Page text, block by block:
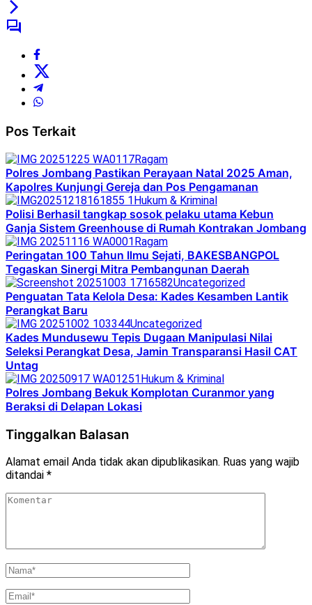
Pos Terkait
Ragam
Polres Jombang Pastikan Perayaan Natal 2025 Aman,
Kapolres Kunjungi Gereja dan Pos Pengamanan
Hukum & Kriminal
Polisi Berhasil tangkap sosok pelaku utama Kebun
Ganja Sistem Greenhouse di Rumah Kontrakan Jombang
Ragam
Peringatan 100 Tahun Ilmu Sejati, BAKESBANGPOL
Tegaskan Sinergi Mitra Pembangunan Daerah
Uncategorized
Penguatan Tata Kelola Desa: Kades Kesamben Lantik
Perangkat Baru
Uncategorized
Kades Mundusewu Tepis Dugaan Manipulasi Nilai
Seleksi Perangkat Desa, Jamin Transparansi Hasil CAT
Untag
Hukum & Kriminal
Polres Jombang Bekuk Komplotan Curanmor yang
Beraksi di Delapan Lokasi
Tinggalkan Balasan
Alamat email Anda tidak akan dipublikasikan. Ruas yang wajib
ditandai *